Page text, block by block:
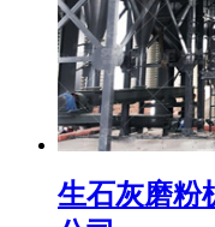
生石灰磨粉